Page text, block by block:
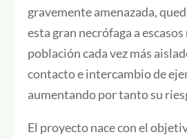
gravemente amenazada,
esta gran necrófaga a
población cada vez más
contacto e intercambio de
aumentando por tanto su
El proyecto nace con el